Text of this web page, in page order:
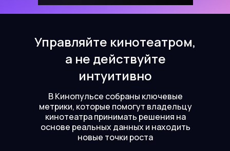
Управляйте кинотеатром,
а не действуйте
интуитивно
В Кинопульсе собраны ключевые
метрики, которые помогут владельцу
кинотеатра принимать решения на
основе реальных данных и находить
новые точки роста